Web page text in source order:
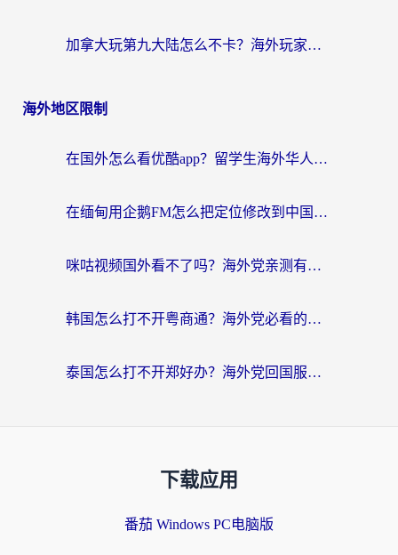
加拿大玩第九大陆怎么不卡？海外玩家国服游戏加速全攻略（附足球世界萤火突击实测）
海外地区限制
在国外怎么看优酷app？留学生海外华人必看的无限制追剧指南
在缅甸用企鹅FM怎么把定位修改到中国国内？海外党解决地域限制的实用指南
咪咕视频国外看不了吗？海外党亲测有效的回国加速解决方案
韩国怎么打不开粤商通？海外党必看的回国加速器选择指南（附加拿大农行俄罗斯有缘网解决方案）
泰国怎么打不开郑好办？海外党回国服务+影音追剧全搞定的实用指南
下载应用
番茄 Windows PC电脑版